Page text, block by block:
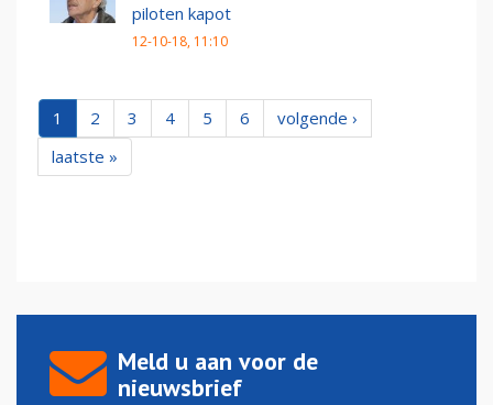
piloten kapot
12-10-18, 11:10
1 2 3 4 5 6
volgende ›
laatste »
Meld u aan voor de
nieuwsbrief